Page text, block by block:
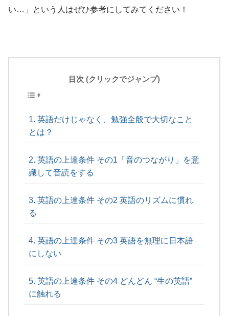
い…」という人はぜひ参考にしてみてください！
目次 (クリックでジャンプ)
英語だけじゃなく、勉強全般で大切なこと
とは？
英語の上達条件 その1「音のつながり」を意
識して音読をする
英語の上達条件 その2 英語のリズムに慣れ
る
英語の上達条件 その3 英語を無理に日本語
にしない
英語の上達条件 その4 どんどん “生の英語”
に触れる